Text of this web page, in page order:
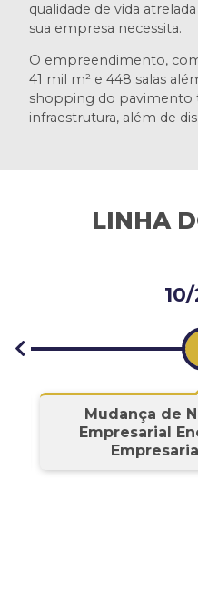
qualidade de vida
sua empresa necessita.
O empreendimento,
41 mil m² e 448 salas
shopping do pavimento
infraestrutura, além de
LINHA
Mudança de
Empresarial